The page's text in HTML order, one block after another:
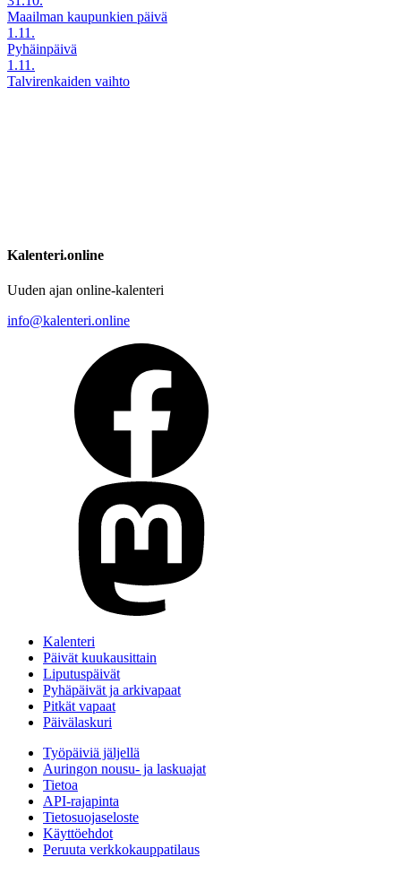
Maailman kaupunkien päivä
1.11.
Pyhäinpäivä
1.11.
Talvirenkaiden vaihto
Kalenteri.online
Uuden ajan online-kalenteri
info@kalenteri.online
Kalenteri
Päivät kuukausittain
Liputuspäivät
Pyhäpäivät ja arkivapaat
Pitkät vapaat
Päivälaskuri
Työpäiviä jäljellä
Auringon nousu- ja laskuajat
Tietoa
API-rajapinta
Tietosuojaseloste
Käyttöehdot
Peruuta verkkokauppatilaus